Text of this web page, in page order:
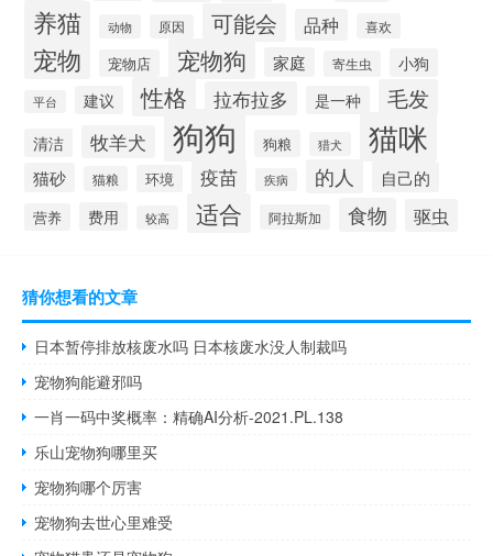
养猫 动物 原因 可能会 品种 喜欢
宠物 宠物店 宠物狗 家庭 寄生虫 小狗
平台 建议 性格 拉布拉多 是一种 毛发
清洁 牧羊犬 狗狗 狗粮 猎犬 猫咪
猫砂 猫粮 环境 疫苗 疾病 的人 自己的
营养 费用 较高 适合 阿拉斯加 食物 驱虫
猜你想看的文章
日本暂停排放核废水吗 日本核废水没人制裁吗
宠物狗能避邪吗
一肖一码中奖概率：精确AI分析-2021.PL.138
乐山宠物狗哪里买
宠物狗哪个厉害
宠物狗去世心里难受